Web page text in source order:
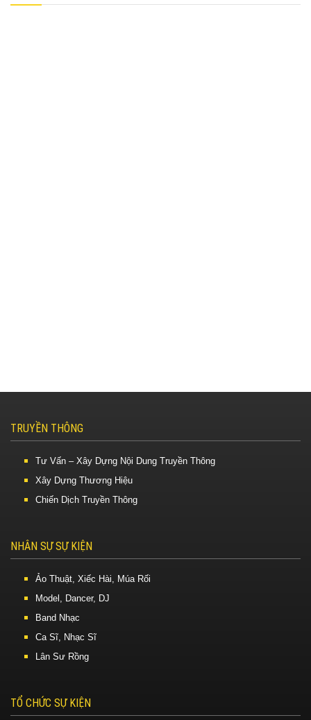
TRUYỀN THÔNG
Tư Vấn – Xây Dựng Nội Dung Truyền Thông
Xây Dựng Thương Hiệu
Chiến Dịch Truyền Thông
NHÂN SỰ SỰ KIỆN
Ảo Thuật, Xiếc Hài, Múa Rối
Model, Dancer, DJ
Band Nhạc
Ca Sĩ, Nhạc Sĩ
Lân Sư Rồng
TỔ CHỨC SỰ KIỆN